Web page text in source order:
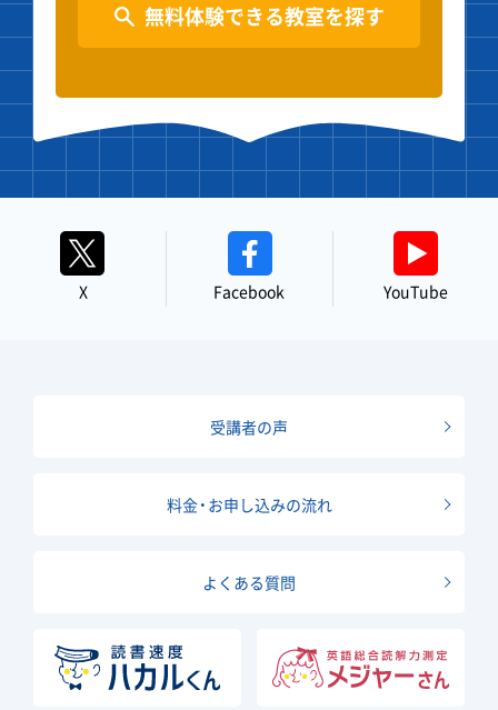
無料体験できる教室を探す
X Facebook YouTube
受講者の声
料金・お申し込みの流れ
よくある質問